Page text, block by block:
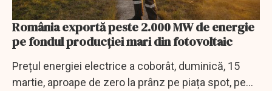
România exportă peste 2.000 MW de energie
pe fondul producției mari din fotovoltaic
Prețul energiei electrice a coborât, duminică, 15
martie, aproape de zero la prânz pe piața spot, pe